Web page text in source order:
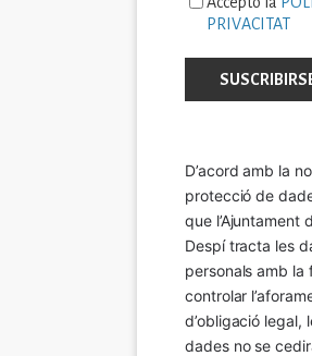
PRIVACITAT
D’acord amb la
protecció de
que l’Ajuntament
Despí tracta les
personals amb la
controlar
d’obligació legal,
dades no se